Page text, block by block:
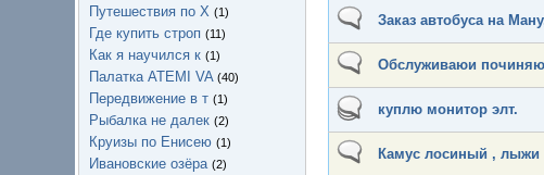
Путешествия по Х (1)
Где купить строп (11)
Как я научился к (1)
Палатка ATEMI VA (40)
Передвижение в т (1)
Рыбалка не далек (2)
Круизы по Енисею (1)
Ивановские озёра (2)
Заказ автобуса на
Обслуживаюи починяю
куплю монитор элт.
Камус лосиный , лыжи